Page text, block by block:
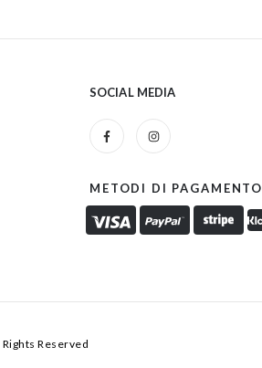
SOCIAL MEDIA
METODI DI PAGAMENTO
Reserved